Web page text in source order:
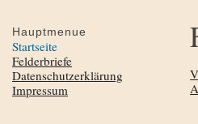
Hauptmenue
Startseite
Felderbriefe
Datenschutzerklärung
Impressum